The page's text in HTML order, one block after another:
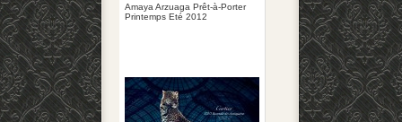
Amaya Arzuaga Prêt-à-Porter
Printemps Eté 2012